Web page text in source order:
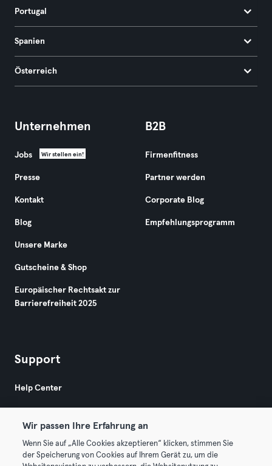
Portugal
Spanien
Österreich
Unternehmen
Jobs Wir stellen ein!
Presse
Kontakt
Blog
Unsere Marke
Gutscheine & Shop
Europäischer Rechtsakt zur
Barrierefreiheit 2025
B2B
Firmenfitness
Partner werden
Corporate Blog
Empfehlungsprogramm
Support
Help Center
Wir passen Ihre Erfahrung an
Wenn Sie auf „Alle Cookies akzeptieren“ klicken, stimmen Sie
der Speicherung von Cookies auf Ihrem Gerät zu, um die